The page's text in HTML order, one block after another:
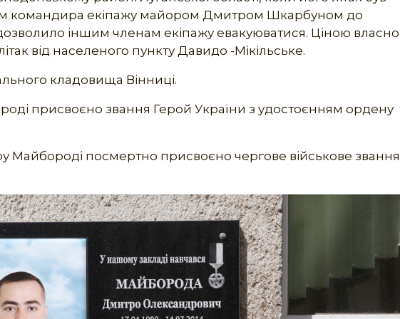
командира екіпажу майором Дмитром Шкарбуном до
іншим членам екіпажу евакуюватися. Ціною
від населеного пункту Давидо -Мікільське.
кладовища Вінниці.
присвоєно звання Герой України з удостоєнням ордену
Майбороді посмертно присвоєно чергове військове звання